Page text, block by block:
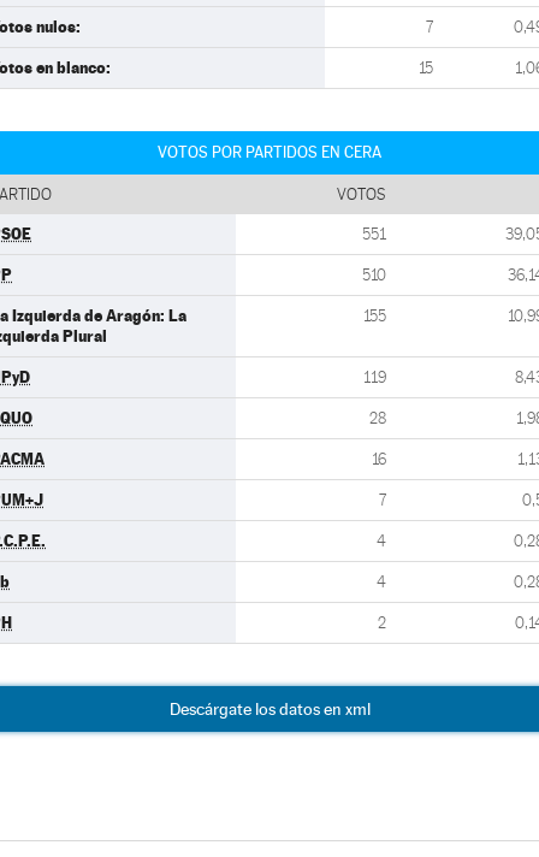
nulos: 7
en blanco: 15
VOTOS POR PARTIDOS EN CERA
VOTOS
551
510
Izquierda de Aragón: La
Plural
155
119
28
16
7
4
4
2
Descárgate los datos en xml